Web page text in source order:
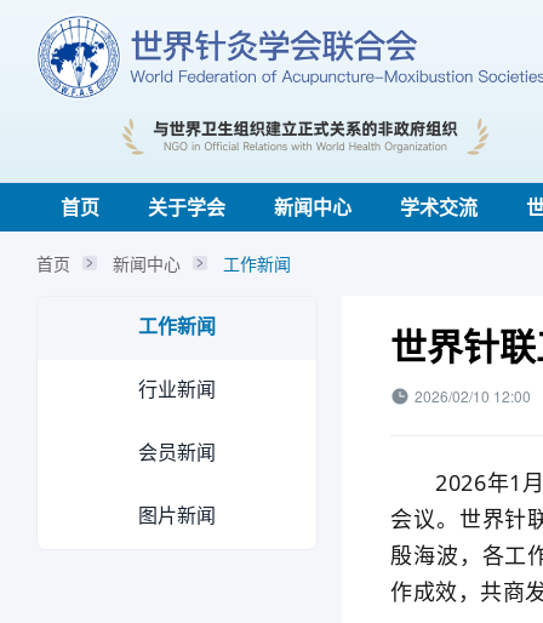
首页 关于学会 新闻中心 学术交流
首页 新闻中心 工作新闻
工作新闻
行业新闻
会员新闻
图片新闻
世界针
2026/02/10 12:00
2026年1月
会议。世界针
殷海波，各工
作成效，共商